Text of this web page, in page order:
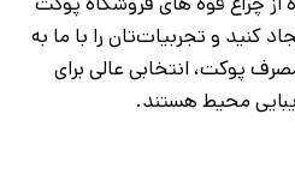
کنید و تجربیات‌تان را با ما به
پوکت، انتخابی عالی برای
محیط هستند.